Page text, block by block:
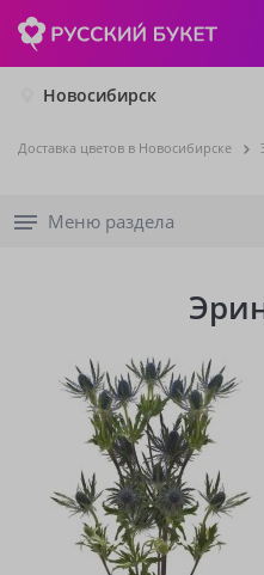
Новосибирск
Доставка цветов в Новосибирске
Меню раздела